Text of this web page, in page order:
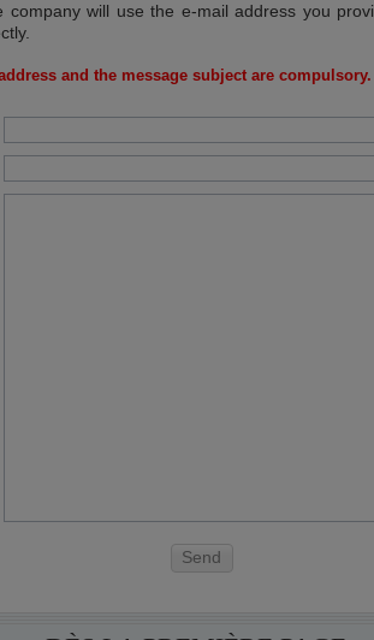
company will use the e-mail address you
and the message subject are compulsory.
Send